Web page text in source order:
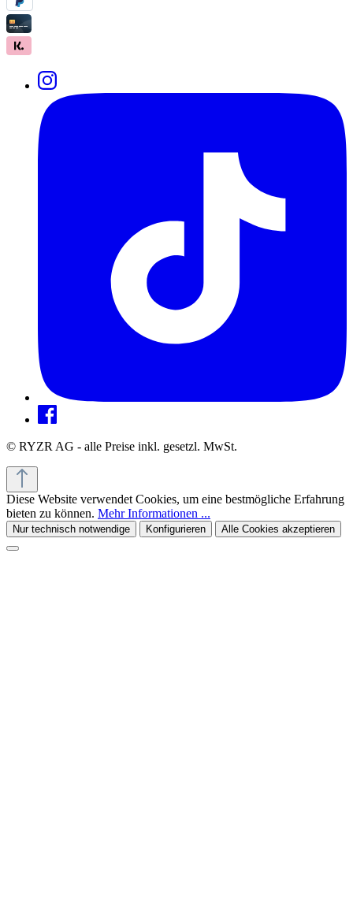
© RYZR AG - alle Preise inkl. gesetzl. MwSt.
Diese Website verwendet Cookies, um eine bestmögliche Erfahrung
bieten zu können. Mehr Informationen ...
Nur technisch notwendige Konfigurieren Alle Cookies akzeptieren